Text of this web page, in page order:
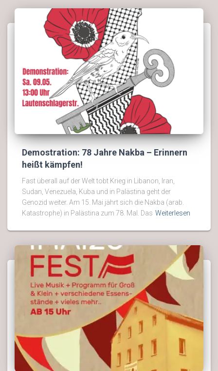
Demostration: 78 Jahre Nakba – Erinnern
heißt kämpfen!
Fast überall auf der Welt tobt Krieg in Libanon, Iran,
Sudan, Venezuela, Kuba und in Palästina geht der
Genozid weiter. Am 15. Mai jährt sich die Nakba (arab.
Katastrophe) in Palästina zum 78. Mal. Das Weiterlesen